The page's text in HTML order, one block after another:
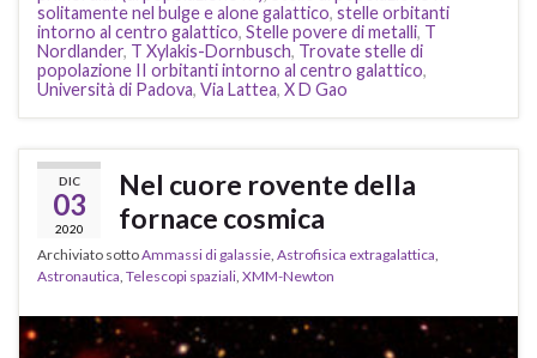
solitamente nel bulge e alone galattico, stelle orbitanti
intorno al centro galattico, Stelle povere di metalli, T
Nordlander, T Xylakis-Dornbusch, Trovate stelle di
popolazione II orbitanti intorno al centro galattico,
Università di Padova, Via Lattea, X D Gao
DIC
03
2020
Nel cuore rovente della
fornace cosmica
Archiviato sottoAmmassi di galassie, Astrofisica extragalattica,
Astronautica, Telescopi spaziali, XMM-Newton